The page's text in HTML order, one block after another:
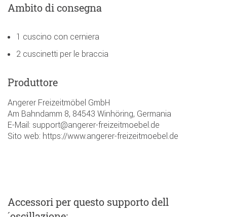
Ambito di consegna
1 cuscino con cerniera
2 cuscinetti per le braccia
Produttore
Angerer Freizeitmöbel GmbH
Am Bahndamm 8, 84543 Winhöring, Germania
E-Mail: support@angerer-freizeitmoebel.de
Sito web: https://www.angerer-freizeitmoebel.de
Accessoriper questo supporto dell